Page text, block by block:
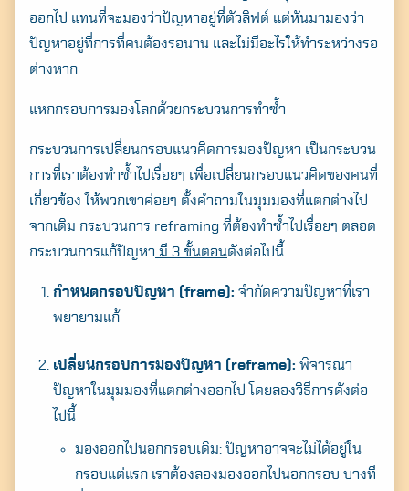
Search
for:
ออกไป แทนที่จะมองว่าปัญหาอยู่ที่ตัวลิฟต์ แต่หันมามองว่า
ปัญหาอยู่ที่การที่คนต้องรอนาน และไม่มีอะไรให้ทำระหว่างรอ
ต่างหาก
แหกกรอบการมองโลกด้วยกระบวนการทำซ้ำ
กระบวนการเปลี่ยนกรอบแนวคิดการมองปัญหา เป็นกระบวน
การที่เราต้องทำซ้ำไปเรื่อยๆ เพื่อเปลี่ยนกรอบแนวคิดของคนที่
เกี่ยวข้อง ให้พวกเขาค่อยๆ ตั้งคำถามในมุมมองที่แตกต่างไป
จากเดิม กระบวนการ reframing ที่ต้องทำซ้ำไปเรื่อยๆ ตลอด
กระบวนการแก้ปัญหา มี 3 ขั้นตอนดังต่อไปนี้
กำหนดกรอบปัญหา (frame): จำกัดความปัญหาที่เรา
พยายามแก้
เปลี่ยนกรอบการมองปัญหา (reframe): พิจารณา
ปัญหาในมุมมองที่แตกต่างออกไป โดยลองวิธีการดังต่อ
ไปนี้
มองออกไปนอกกรอบเดิม: ปัญหาอาจจะไม่ได้อยู่ใน
กรอบแต่แรก เราต้องลองมองออกไปนอกกรอบ บางที